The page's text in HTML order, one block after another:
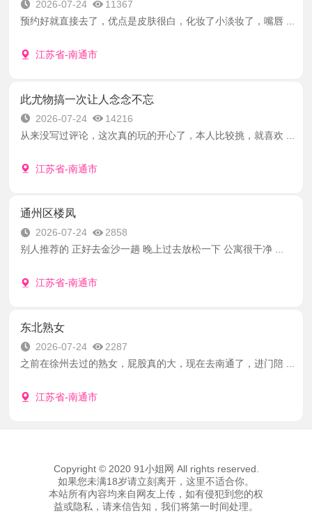
2026-07-24
11367
预约好就直接去了，优点是皮肤很白，化妆了小淡妆了，嘴唇 ...
江苏省-南通市
此尤物搞一次让人念念不忘
2026-07-24
14216
从来没写过评论，这次真的玩的开心了，本人比较挑，就喜欢 ...
江苏省-南通市
通州区楼凤
2026-07-24
2858
别人推荐的 正好去金沙一趟 晚上过去放松一下 公寓很干净 ...
江苏省-南通市
东北熟女
2026-07-24
2287
之前在徐州去过的熟女，屁股真的大，现在去南通了，进门陪 ...
江苏省-南通市
Copyright © 2020 91小姐网 All rights reserved.
如果您未满18岁请立刻离开，这里不适合你。
本站所有內容均来自网友上传，如有侵犯到您的权
益或隐私，请来信告知，我们将第一时间处理。